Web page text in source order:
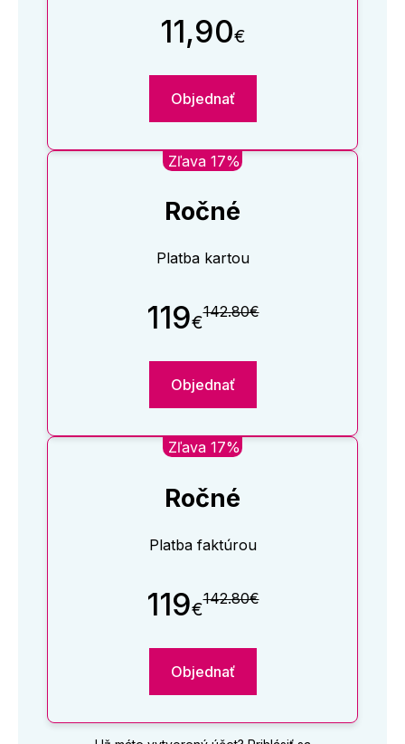
11,90€
Objednať
Zľava 17%
Ročné
Platba kartou
119€142.80€
Objednať
Zľava 17%
Ročné
Platba faktúrou
119€142.80€
Objednať